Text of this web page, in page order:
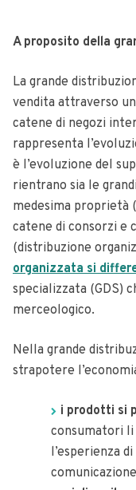
A proposito della
La grande
vendita attraverso
catene di negozi
rappresenta
è l’evoluzione del
rientrano sia le
medesima proprietà
catene di consorzi e
(distribuzione
organizzata si
specializzata (GDS)
merceologico.
Nella grande
strapotere
i prodotti si
consumatori
l’esperienza